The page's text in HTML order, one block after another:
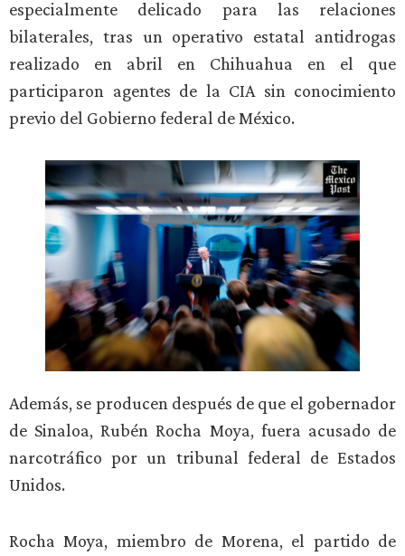
especialmente delicado para las relaciones
bilaterales, tras un operativo estatal antidrogas
realizado en abril en Chihuahua en el que
participaron agentes de la CIA sin conocimiento
previo del Gobierno federal de México.
Además, se producen después de que el gobernador
de Sinaloa, Rubén Rocha Moya, fuera acusado de
narcotráfico por un tribunal federal de Estados
Unidos.
Rocha Moya, miembro de Morena, el partido de